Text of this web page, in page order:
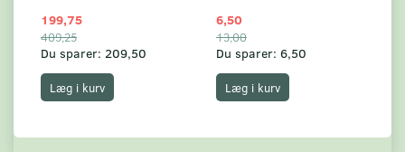
199,75
409,25
Du sparer: 209,50
Læg i kurv
6,50
13,00
Du sparer: 6,50
Læg i kurv